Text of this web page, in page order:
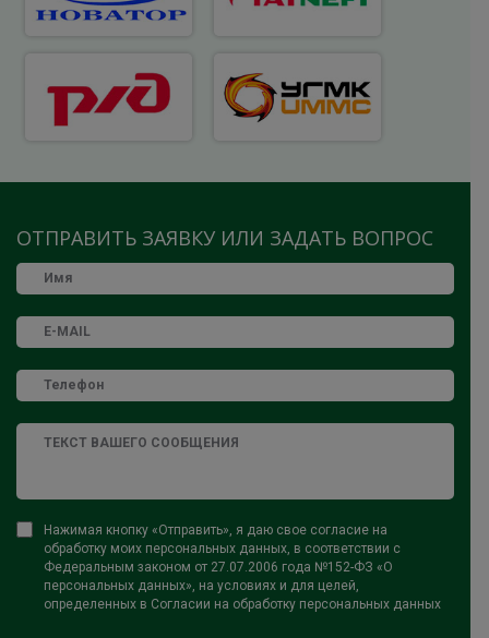
ОТПРАВИТЬ ЗАЯВКУ ИЛИ ЗАДАТЬ ВОПРОС
Нажимая кнопку «Отправить», я даю свое согласие на
обработку моих персональных данных, в соответствии с
Федеральным законом от 27.07.2006 года №152-ФЗ «О
персональных данных», на условиях и для целей,
определенных в Согласии на обработку персональных данных